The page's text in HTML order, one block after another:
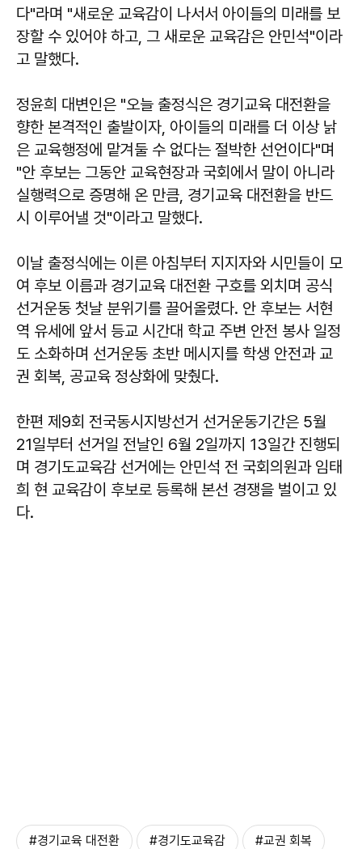
다"라며 "새로운 교육감이 나서서 아이들의 미래를 보
장할 수 있어야 하고, 그 새로운 교육감은 안민석"이라
고 말했다.
정윤희 대변인은 "오늘 출정식은 경기교육 대전환을
향한 본격적인 출발이자, 아이들의 미래를 더 이상 낡
은 교육행정에 맡겨둘 수 없다는 절박한 선언이다"며
"안 후보는 그동안 교육현장과 국회에서 말이 아니라
실행력으로 증명해 온 만큼, 경기교육 대전환을 반드
시 이루어낼 것"이라고 말했다.
이날 출정식에는 이른 아침부터 지지자와 시민들이 모
여 후보 이름과 경기교육 대전환 구호를 외치며 공식
선거운동 첫날 분위기를 끌어올렸다. 안 후보는 서현
역 유세에 앞서 등교 시간대 학교 주변 안전 봉사 일정
도 소화하며 선거운동 초반 메시지를 학생 안전과 교
권 회복, 공교육 정상화에 맞췄다.
한편 제9회 전국동시지방선거 선거운동기간은 5월
21일부터 선거일 전날인 6월 2일까지 13일간 진행되
며 경기도교육감 선거에는 안민석 전 국회의원과 임태
희 현 교육감이 후보로 등록해 본선 경쟁을 벌이고 있
다.
#경기교육 대전환 #경기도교육감 #교권 회복